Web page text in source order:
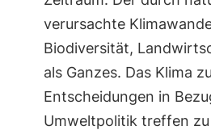
verursachte
Biodiversität,
als Ganzes. Das Klima
Entscheidungen in
Umweltpolitik treffen